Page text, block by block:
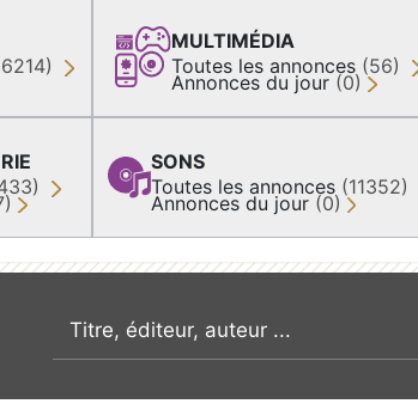
MULTIMÉDIA
Toutes les annonces (56)
Annonces du jour (0)
SONS
Toutes les annonces (11352)
Annonces du jour (0)
recherche par mot clé